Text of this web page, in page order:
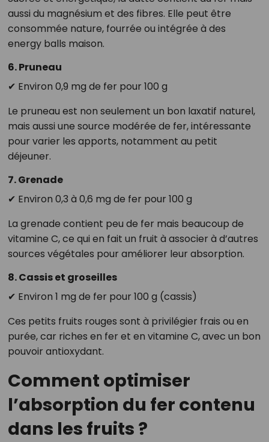
aussi du magnésium et des fibres. Elle peut être
consommée nature, fourrée ou intégrée à des
energy balls maison.
6. Pruneau
✔ Environ 0,9 mg de fer pour 100 g
Le pruneau est non seulement un bon laxatif naturel,
mais aussi une source modérée de fer, intéressante
pour varier les apports, notamment au petit
déjeuner.
7. Grenade
✔ Environ 0,3 à 0,6 mg de fer pour 100 g
La grenade contient peu de fer mais beaucoup de
vitamine C, ce qui en fait un fruit à associer à d’autres
sources végétales pour améliorer leur absorption.
8. Cassis et groseilles
✔ Environ 1 mg de fer pour 100 g (cassis)
Ces petits fruits rouges sont à privilégier frais ou en
purée, car riches en fer et en vitamine C, avec un bon
pouvoir antioxydant.
Comment optimiser
l’absorption du fer contenu
dans les fruits ?